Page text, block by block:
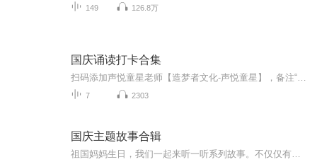
149 126.8万
国庆诵读打卡合集
7 2303
国庆主题故事合辑